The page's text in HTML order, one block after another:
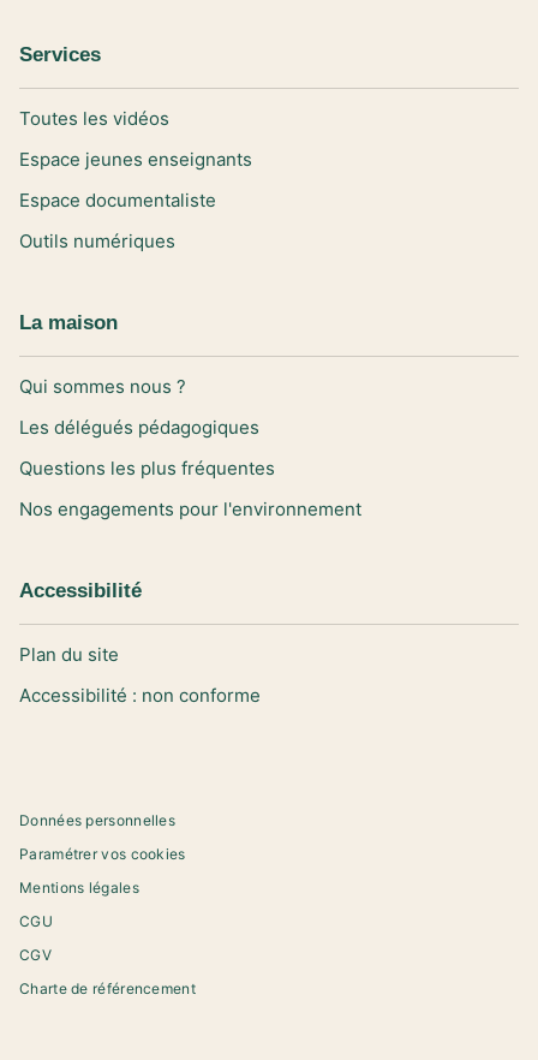
Services
Toutes les vidéos
Espace jeunes enseignants
Espace documentaliste
Outils numériques
La maison
Qui sommes nous ?
Les délégués pédagogiques
Questions les plus fréquentes
Nos engagements pour l'environnement
Accessibilité
Plan du site
Accessibilité : non conforme
Données personnelles
Paramétrer vos cookies
Mentions légales
CGU
CGV
Charte de référencement